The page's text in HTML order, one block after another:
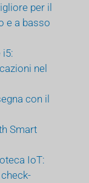
per il
e a basso
i5:
nel
con il
Smart
IoT: